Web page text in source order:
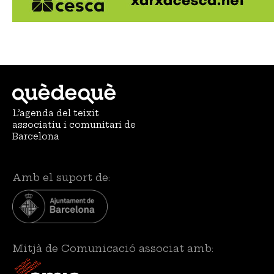
L’agenda del teixit
associatiu i comunitari de
Barcelona
Amb el suport de:
Mitjà de Comunicació associat amb: